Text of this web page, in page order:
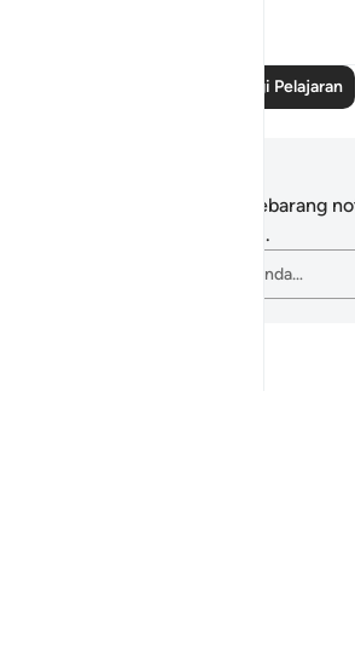
Baca Lagi Pelajaran
Anda tidak mempunyai sebarang
renungan tentang ayat ini.
Rakamkan buah fikiran anda…